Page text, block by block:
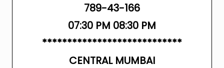
789-43-166
07:30 PM 08:30 PM
****************************
CENTRAL MUMBAI